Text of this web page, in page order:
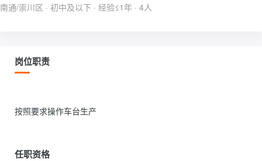
南通/崇川区 · 初中及以下 · 经验≤1年 · 4人
岗位职责
按照要求操作车台生产
任职资格